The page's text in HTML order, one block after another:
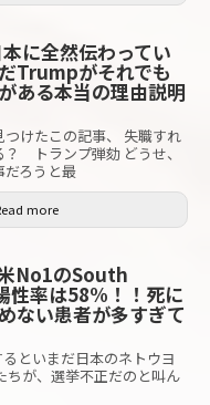
に全然伝わってい
Trumpがそれでも
ある本当の理由説明
けたこの記事、 失職すれ
トランプ弾劾 どうせ、
だろうと最
more
No1のSouth
性率は58%！！死に
ない患者が多すぎて
といまだ日本のネトウヨ
が、選挙不正だのと叫ん